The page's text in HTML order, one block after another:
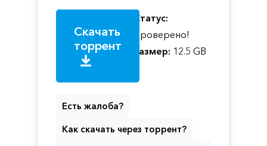
Скачать
торрент
Статус:
Проверено!
Размер: 12.5 GB
Есть жалоба?
Как скачать через торрент?